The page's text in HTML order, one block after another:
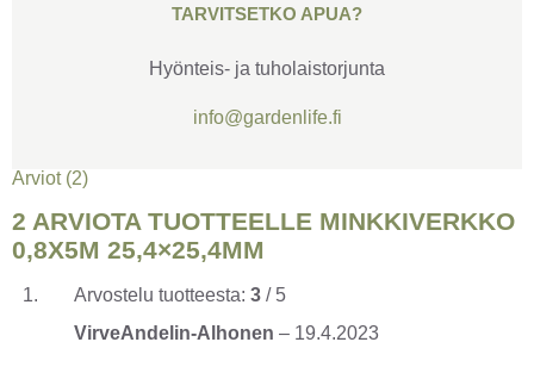
TARVITSETKO APUA?
Hyönteis- ja tuholaistorjunta
info@gardenlife.fi
Arviot (2)
2 ARVIOTA TUOTTEELLE MINKKIVERKKO
0,8X5M 25,4×25,4MM
Arvostelu tuotteesta: 3/ 5
VirveAndelin-Alhonen – 19.4.2023